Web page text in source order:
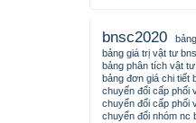
bnsc2020
bảng giá trị vật tư
bảng phân tích vật
bảng đơn giá chi tiết
chuyển đổi cấp phối
chuyển đổi cấp phối
chuyển đổi nhóm nc